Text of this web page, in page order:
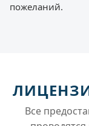
пожеланий.
Все